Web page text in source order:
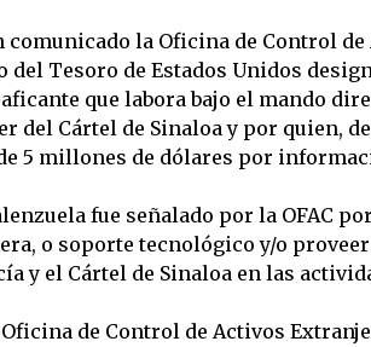
comunicado la Oficina de Control
del Tesoro de Estados Unidos
que labora bajo el mando
del Cártel de Sinaloa y por quien,
5 millones de dólares por
fue señalado por la OFAC
o soporte tecnológico y/o
y el Cártel de Sinaloa en las
de Control de Activos